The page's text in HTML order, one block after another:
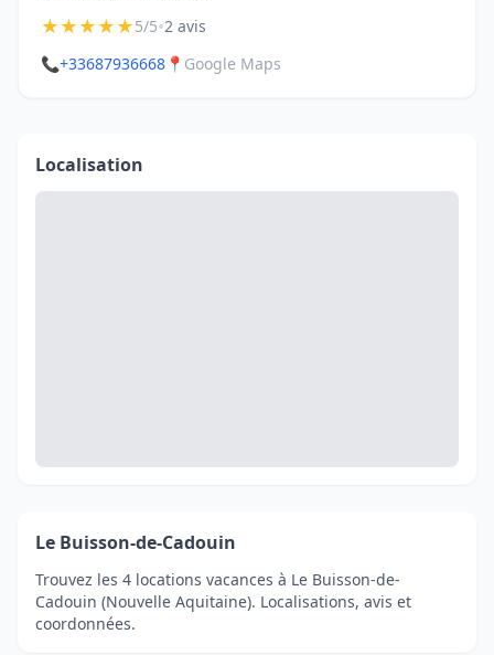
★★★★★5/5•2 avis
📞+33687936668 📍 Google Maps
Localisation
Le Buisson-de-Cadouin
Trouvez les 4 locations vacances à Le Buisson-de-
Cadouin (Nouvelle Aquitaine). Localisations, avis et
coordonnées.